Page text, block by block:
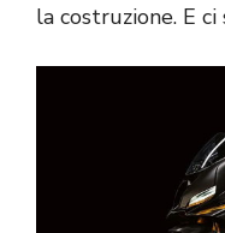
la costruzione. E